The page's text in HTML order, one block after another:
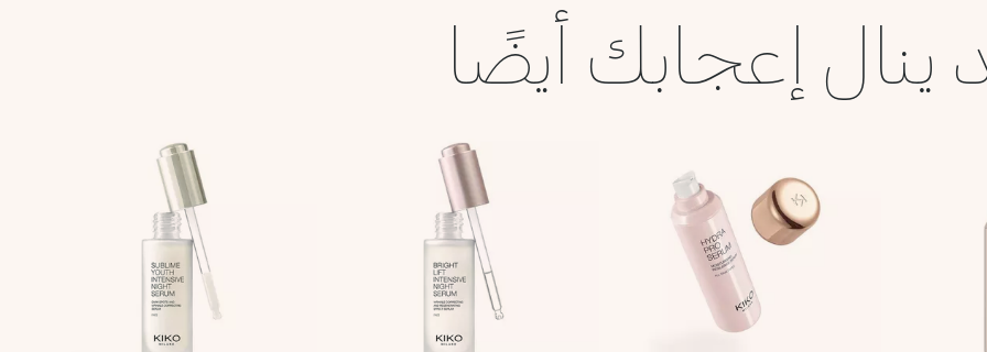
ينال إعجابك أيضًا